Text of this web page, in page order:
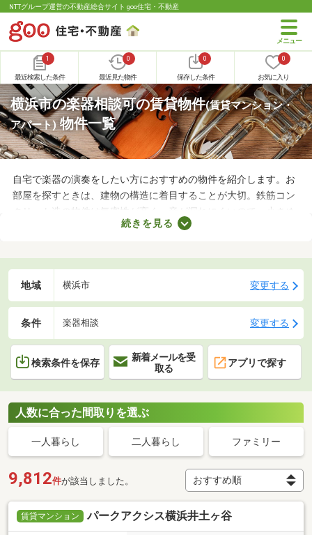
NTTグループ運営の不動産総合サイト goo住宅・不動産
1
最近検索した条件
0
最近見た物件
0
保存した条件
0
お気に入り
横浜市の楽器相談可の賃貸物件(賃貸マンション・
アパート)物件一覧
自宅で楽器の演奏をしたい方におすすめの物件を紹介します。お
部屋を探すときは、建物の構造に着目することが大切。鉄筋コン
クリート造の物件は気密性が高く、音が漏れにくいので、小さめ
の音で演奏すればトラブルになりにくいでしょう。物件によって
くことがおすすめです。
続きを見る
地域 横浜市 変更する
条件 楽器相談 変更する
検索条件を保存
新着メールを受
取る
アプリで探す
人数に合った間取りを選ぶ
一人暮らし 二人暮らし ファミリー
9,812件が該当しました。
賃貸マンション パークアクシス横浜井土ヶ谷